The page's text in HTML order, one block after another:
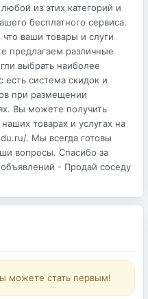
из этих категорий и
бесплатного сервиса.
ваши товары и слуги
предлагаем различные
выбрать наиболее
есть система скидок и
при размещении
Вы можете получить
товарах и услугах на
. Мы всегда готовы
вопросы. Спасибо за
- Продай соседу
можете стать первым!